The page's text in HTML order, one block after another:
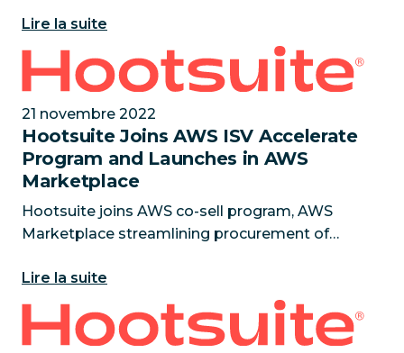
Social/Influencer Tech, Social Marketing
Management Platform’ category in AdWeek’s
Lire la suite
Hootsuite Joins AWS ISV Accelerate Program and
21 novembre 2022
Hootsuite Joins AWS ISV Accelerate
Program and Launches in AWS
Marketplace
Hootsuite joins AWS co-sell program, AWS
Marketplace streamlining procurement of
businesses to scale on social
VANCOUVER, BC — November 21, 2022 —
Hoots
Lire la suite
Hootsuite Welcomes Dr. Antonis Papatsaras as